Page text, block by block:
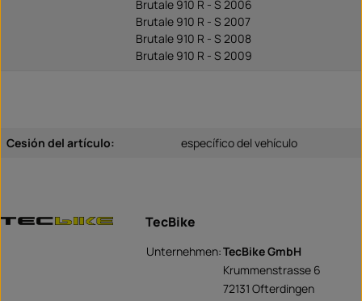
Brutale 910 R - S 2006
Brutale 910 R - S 2007
Brutale 910 R - S 2008
Brutale 910 R - S 2009
Cesión del artículo: específico del vehículo
TecBike
Unternehmen:TecBike GmbH
Krummenstrasse 6
72131 Ofterdingen